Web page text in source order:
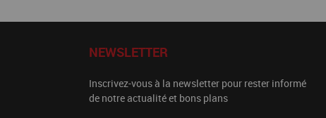
NEWSLETTER
Inscrivez-vous à la newsletter pour rester informé
de notre actualité et bons plans